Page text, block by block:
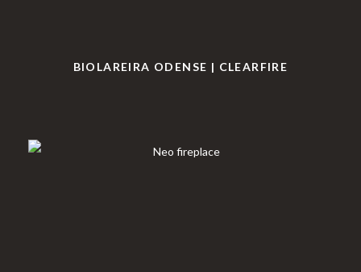
BIOLAREIRA ODENSE | CLEARFIRE